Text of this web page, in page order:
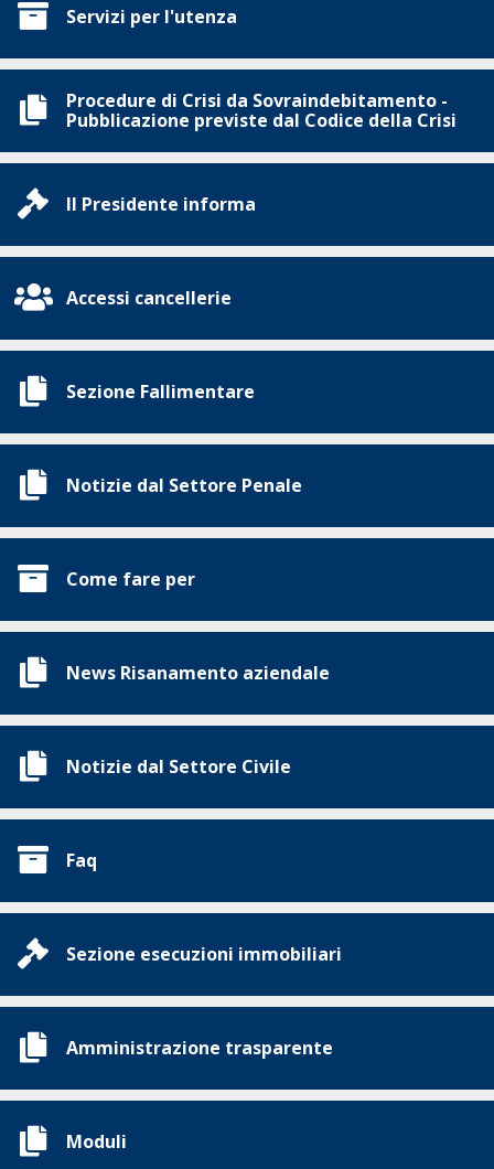
Servizi per l'utenza
Procedure di Crisi da Sovraindebitamento -
Pubblicazione previste dal Codice della Crisi
Il Presidente informa
Accessi cancellerie
Sezione Fallimentare
Notizie dal Settore Penale
Come fare per
News Risanamento aziendale
Notizie dal Settore Civile
Faq
Sezione esecuzioni immobiliari
Amministrazione trasparente
Moduli